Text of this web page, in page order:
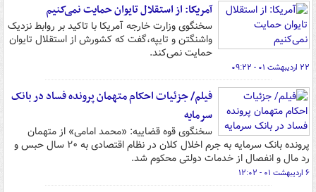
آمریکا: از استقلال تایوان حمایت نمی‌کنیم
سخنگوی وزارت خارجه آمریکا با تاکید بر روابط نزدیک
واشنگتن و تایپه،گفت که کشورش از استقلال تایوان
حمایت نمی‌کند.
۲۲ اردیبهشت ۰۱ - ۰۹:۲۲
فیلم/ جزئیات احکام متهمان پرونده فساد در بانک
سرمایه
سخنگوی قوه قضاییه: «محمد امامی» از متهمان
پرونده بانک سرمایه به جرم اخلال کلان در نظام اقتصادی به ۲۰ سال حبس و
رد مال و انفصال از خدمات دولتی محکوم شد.
۶ اردیبهشت ۰۱ - ۱۲:۰۲